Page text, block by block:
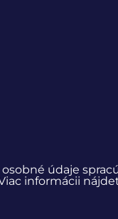
údaje
informácii